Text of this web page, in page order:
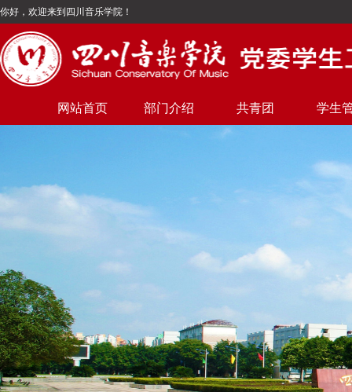
你好，欢迎来到四川音乐学院！
网站首页 部门介绍 共青团 学生